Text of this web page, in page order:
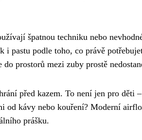
špatnou techniku nebo
i pastu podle toho, co právě
prostorů mezi zuby prostě
před kazem. To není jen pro děti
od kávy nebo kouření? Moderní
prášku.